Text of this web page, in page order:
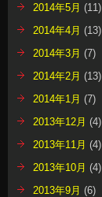
2014年5月 (11)
2014年4月 (13)
2014年3月 (7)
2014年2月 (13)
2014年1月 (7)
2013年12月 (4)
2013年11月 (4)
2013年10月 (4)
2013年9月 (6)